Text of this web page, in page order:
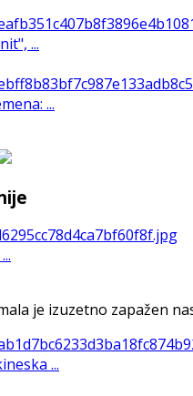
...
...
je izuzetno zapažen
...